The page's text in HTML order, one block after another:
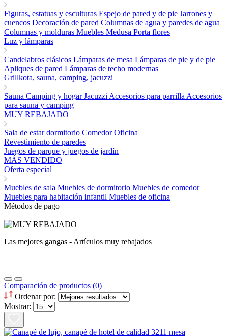
Figuras, estatuas y esculturas Espejo de pared y de pie Jarrones y
cuencos Decoración de pared Columnas de agua y paredes de agua
Columnas y molduras Muebles Medusa Porta flores
Luz y lámparas
Candelabros clásicos Lámparas de mesa Lámparas de pie y de pie
Apliques de pared Lámparas de techo modernas
Grillkota, sauna, camping, jacuzzi
Sauna Camping y hogarJacuzzi Accesorios para parrilla Accesorios
para sauna y camping
MUY REBAJADO
Sala de estardormitorio ComedorOficina
Revestimiento de paredes
Juegos de parque y juegos de jardín
MÁS VENDIDO
Oferta especial
Muebles de sala Muebles de dormitorio Muebles de comedor
Muebles para habitación infantil Muebles de oficina
Métodos de pago
Las mejores gangas - Artículos muy rebajados
Comparación de productos (0)
Ordenar por:
Mostrar: